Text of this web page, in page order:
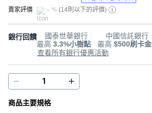
賣家評價
-- % (14則以下的評價)
銀行回饋
國泰世華銀行
最高 3.3%小樹點
中國信託銀行
最高 $500刷卡金
查看所有銀行優惠活動
商品主要規格